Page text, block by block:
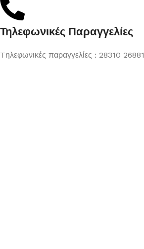
Τηλεφωνικές Παραγγελίες
Tηλεφωνικές παραγγελίες : 28310 26881